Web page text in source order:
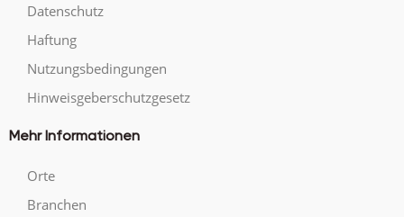
Datenschutz
Haftung
Nutzungsbedingungen
Hinweisgeberschutzgesetz
Mehr Informationen
Orte
Branchen